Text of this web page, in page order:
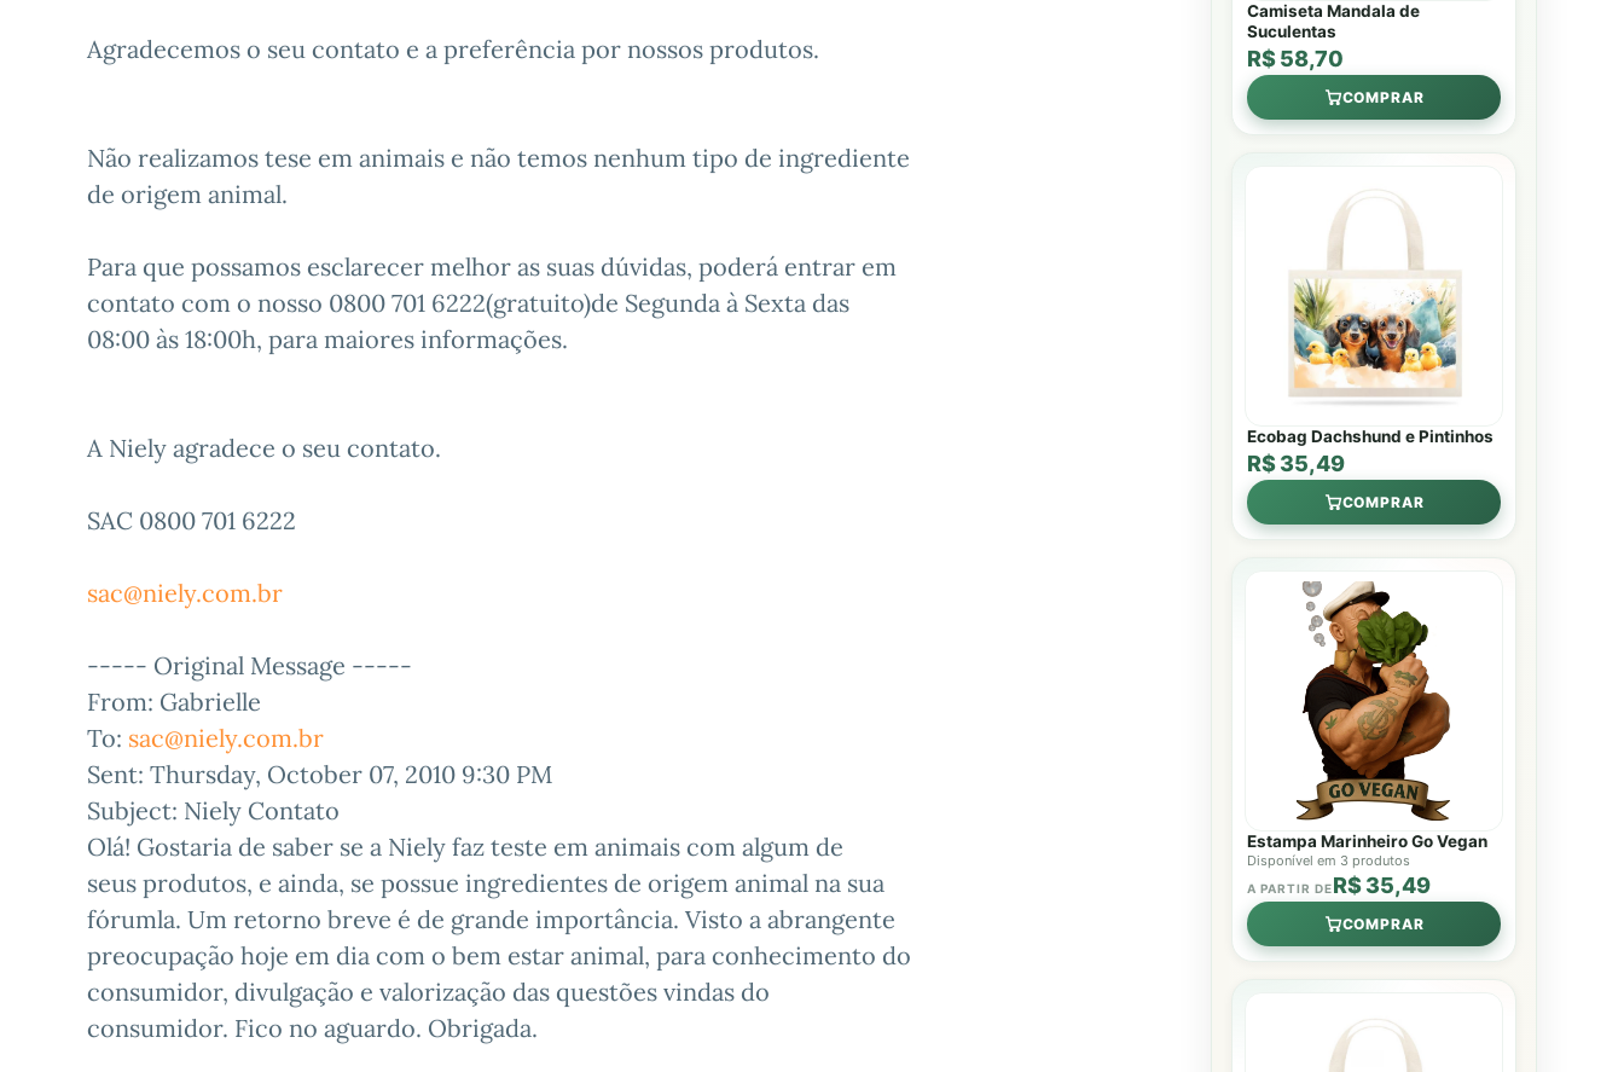
Agradecemos o seu contato e a preferência por nossos produtos.
Não realizamos tese em animais e não temos nenhum tipo de ingrediente
de origem animal.
Para que possamos esclarecer melhor as suas dúvidas, poderá entrar em
contato com o nosso 0800 701 6222(gratuito)de Segunda à Sexta das
08:00 às 18:00h, para maiores informações.
A Niely agradece o seu contato.
SAC 0800 701 6222
sac@niely.com.br
----- Original Message -----
From: Gabrielle
To: sac@niely.com.br
Sent: Thursday, October 07, 2010 9:30 PM
Subject: Niely Contato
Olá! Gostaria de saber se a Niely faz teste em animais com algum de
seus produtos, e ainda, se possue ingredientes de origem animal na sua
fórumla. Um retorno breve é de grande importância. Visto a abrangente
preocupação hoje em dia com o bem estar animal, para conhecimento do
consumidor, divulgação e valorização das questões vindas do
consumidor. Fico no aguardo. Obrigada.
Camiseta Mandala de
Suculentas
R$ 58,70
COMPRAR
Ecobag Dachshund e Pintinhos
R$ 35,49
COMPRAR
Estampa Marinheiro Go Vegan
Disponível em 3 produtos
A PARTIR DER$ 35,49
COMPRAR